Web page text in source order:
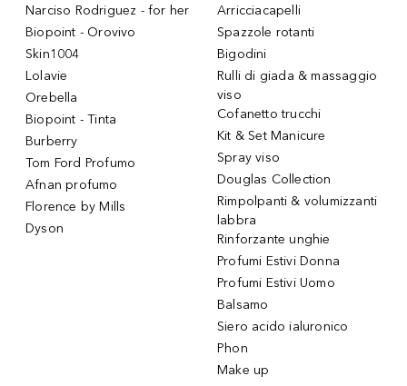
Narciso Rodriguez - for her
Biopoint - Orovivo
Skin1004
Lolavie
Orebella
Biopoint - Tinta
Burberry
Tom Ford Profumo
Afnan profumo
Florence by Mills
Dyson
Arricciacapelli
Spazzole rotanti
Bigodini
Rulli di giada & massaggio
viso
Cofanetto trucchi
Kit & Set Manicure
Spray viso
Douglas Collection
Rimpolpanti & volumizzanti
labbra
Rinforzante unghie
Profumi Estivi Donna
Profumi Estivi Uomo
Balsamo
Siero acido ialuronico
Phon
Make up